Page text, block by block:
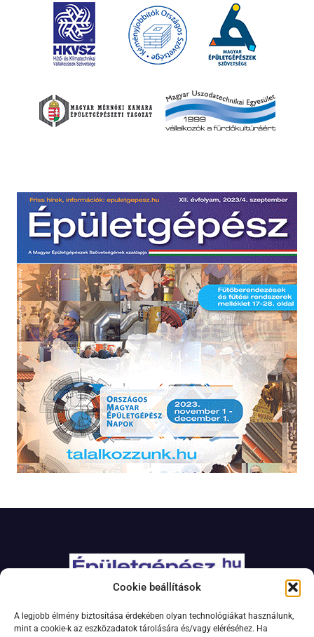
Cookie beállítások
A legjobb élmény biztosítása érdekében olyan technológiákat használunk,
mint a cookie-k az eszközadatok tárolására és/vagy eléréséhez. Ha
Adatkezelési szabályzat
Jogi nyilatkozat